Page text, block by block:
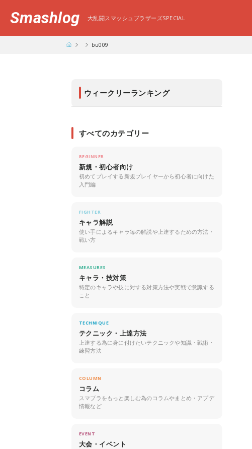
Smashlog 大乱闘スマッシュブラザーズSPECIAL
bu009
ウィークリーランキング
すべてのカテゴリー
BEGINNER
新規・初心者向け
初めてプレイする新規プレイヤーから初心者に向けた
入門編
FIGHTER
キャラ解説
使い手によるキャラ毎の解説や上達するための方法・
戦い方
MEASURES
キャラ・技対策
特定のキャラや技に対する対策方法や実戦で意識する
こと
TECHNIQUE
テクニック・上達方法
上達する為に身に付けたいテクニックや知識・戦術・
練習方法
COLUMN
コラム
スマブラをもっと楽しむ為のコラムやまとめ・アプデ
情報など
EVENT
大会・イベント